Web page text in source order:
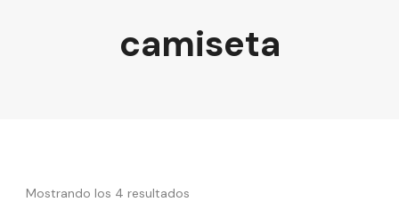
camiseta
Mostrando los 4 resultados